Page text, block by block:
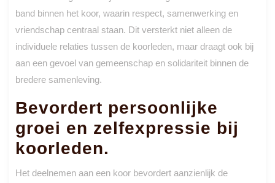
band binnen het koor, waarin respect, samenwerking en
vriendschap centraal staan. Dit versterkt niet alleen de
individuele relaties tussen de koorleden, maar draagt ook bij
aan een gevoel van gemeenschap en solidariteit binnen de
bredere samenleving.
Bevordert persoonlijke
groei en zelfexpressie bij
koorleden.
Het deelnemen aan een koor bevordert aanzienlijk de